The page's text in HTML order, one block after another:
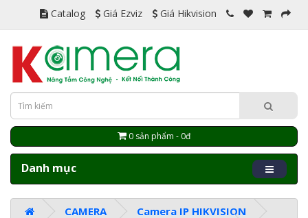
Catalog Giá Ezviz Giá Hikvision
0 sản phẩm - 0đ
Danh mục
CAMERA
Camera IP HIKVISION